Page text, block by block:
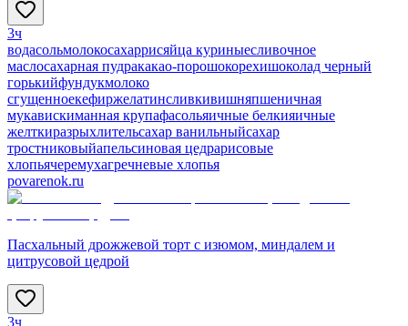
3ч
водасольмолокосахаррисяйца куриныесливочное
маслосахарная пудракакао-порошокорехишоколад черный
горькийфундукмолоко
сгущенноекефиржелатинсливкивишняпшеничная
мукавискиманная крупафасольяичные белкияичные
желткиразрыхлительсахар ванильныйсахар
тростниковыйапельсиновая цедрарисовые
хлопьячеремухагречневые хлопья
povarenok.ru
Пасхальный дрожжевой торт с изюмом, миндалем и
цитрусовой цедрой
3ч